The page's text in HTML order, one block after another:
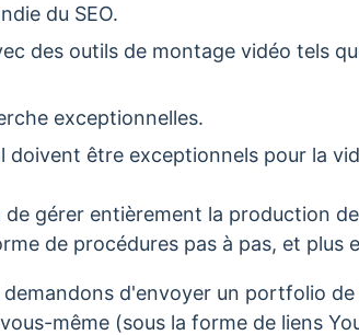
du SEO.
des outils de montage vidéo tels
exceptionnelles.
doivent être exceptionnels pour la
gérer entièrement la production
de procédures pas à pas, et plus
d'envoyer un portfolio
même (sous la forme de liens